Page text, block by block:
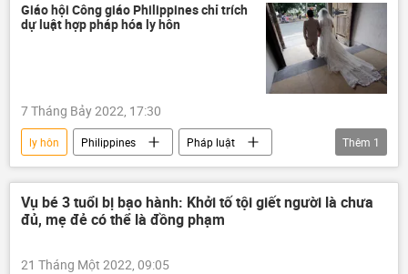
Giáo hội Công giáo Philippines chỉ trích
dự luật hợp pháp hóa ly hôn
7 Tháng Bảy 2022, 17:30
ly hôn Philippines
Pháp luật
Xã hội
Thêm 1
Vụ bé 3 tuổi bị bạo hành: Khởi tố tội giết người là chưa
đủ, mẹ đẻ có thể là đồng phạm
21 Tháng Một 2022, 09:05